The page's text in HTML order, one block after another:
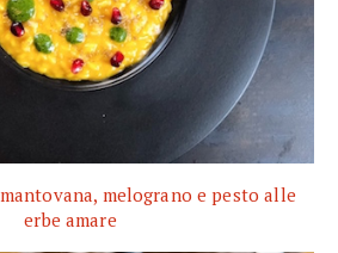
melograno e pesto alle
erbe amare